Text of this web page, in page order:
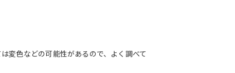
変色などの可能性があるので、よく調べて